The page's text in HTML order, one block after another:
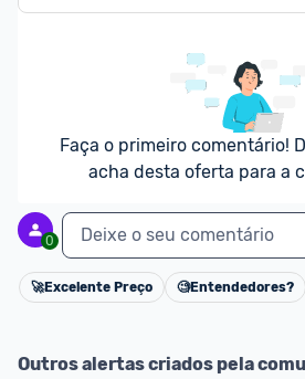
Faça o primeiro comentário!
acha desta oferta para a
0 Deixe o seu comentário
🚀Excelente Preço 🧐Entendedores?
Outros alertas criados pela